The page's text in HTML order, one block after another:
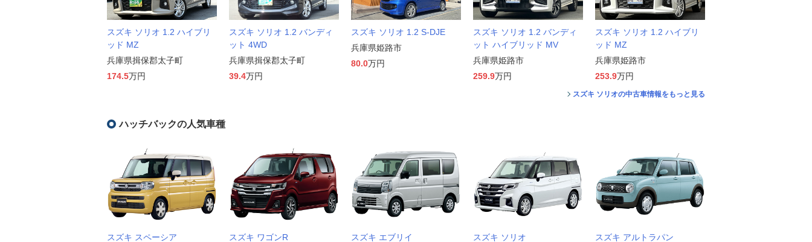
スズキ ソリオ 1.2 ハイブリ
ッド MZ
兵庫県揖保郡太子町
174.5万円
スズキ ソリオ 1.2 バンディ
ット 4WD
兵庫県揖保郡太子町
39.4万円
スズキ ソリオ 1.2 S-DJE
兵庫県姫路市
80.0万円
スズキ ソリオ 1.2 バンディ
ット ハイブリッド MV
兵庫県姫路市
259.9万円
スズキ ソリオ 1.2 ハイブリ
ッド MZ
兵庫県姫路市
253.9万円
スズキ ソリオの中古車情報をもっと見る
ハッチバックの人気車種
スズキ スペーシア スズキ ワゴンR スズキ エブリイ スズキ ソリオ スズキ アルトラパン